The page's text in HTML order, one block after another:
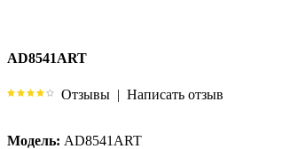
AD8541ART
Отзывы | Написать отзыв
Модель: AD8541ART